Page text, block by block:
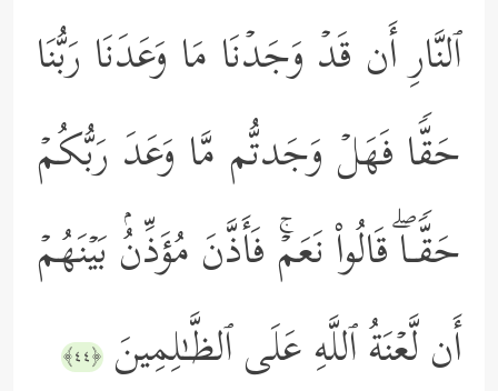
ٱلنَّارِ أَن قَدۡ وَجَدۡنَا مَا وَعَدَنَا رَبُّنَا
حَقࣰّا فَهَلۡ وَجَدتُّم مَّا وَعَدَ رَبُّكُمۡ
حَقࣰّـاۖ قَالُواْ نَعَمۡۚ فَأَذَّنَ مُؤَذِّنُۢ بَیۡنَهُمۡ
أَن لَّعۡنَةُ ٱللَّهِ عَلَى ٱلظَّـٰلِمِینَ ﴿٤٤﴾